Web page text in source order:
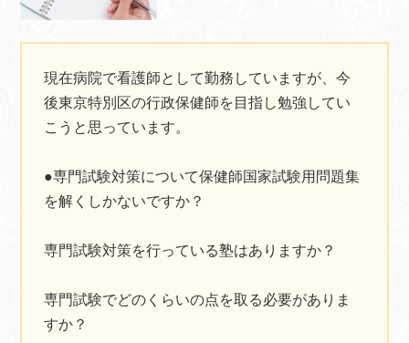
現在病院で看護師として勤務していますが、今
後東京特別区の行政保健師を目指し勉強してい
こうと思っています。
●専門試験対策について保健師国家試験用問題集
を解くしかないですか？
専門試験対策を行っている塾はありますか？
専門試験でどのくらいの点を取る必要がありま
すか？